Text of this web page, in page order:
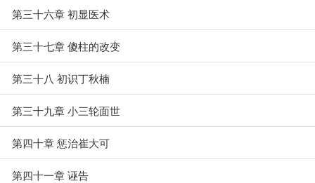
第三十六章 初显医术
第三十七章 傻柱的改变
第三十八 初识丁秋楠
第三十九章 小三轮面世
第四十章 惩治崔大可
第四十一章 诬告